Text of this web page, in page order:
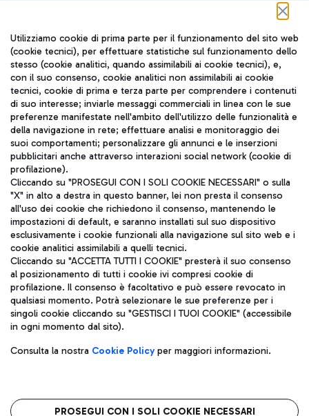
Seguici sui social
TRAVEL JOURNAL
ITA
Aeroporti di Roma S.p.A. - Società soggetta a direzione e
coordinamento di Mundys S.p.A.
Codice fiscale e Registro delle Imprese di Roma 13032990155 P.
IVA 06572251004
Capitale sociale 62.224.743,00 int. vers.
Sede legale: Via Pier Paolo Racchetti 1 - 00054 Fiumicino (RM)
telefono +39 06 65951
Privacy policy
Note legali
Roma FCO
L'aeroporto stellato
Utilizziamo cookie di prima parte per il funzionamento del sito web
(cookie tecnici), per effettuare statistiche sul funzionamento dello
stesso (cookie analitici, quando assimilabili ai cookie tecnici), e,
con il suo consenso, cookie analitici non assimilabili ai cookie
tecnici, cookie di prima e terza parte per comprendere i contenuti
di suo interesse; inviarle messaggi commerciali in linea con le sue
preferenze manifestate nell'ambito dell'utilizzo delle funzionalità e
della navigazione in rete; effettuare analisi e monitoraggio dei
suoi comportamenti; personalizzare gli annunci e le inserzioni
pubblicitari anche attraverso interazioni social network (cookie di
profilazione).
Cliccando su "PROSEGUI CON I SOLI COOKIE NECESSARI" o sulla
"X" in alto a destra in questo banner, lei non presta il consenso
all'uso dei cookie che richiedono il consenso, mantenendo le
impostazioni di default, e saranno installati sul suo dispositivo
esclusivamente i cookie funzionali alla navigazione sul sito web e i
cookie analitici assimilabili a quelli tecnici.
Cliccando su "ACCETTA TUTTI I COOKIE" presterà il suo consenso
al posizionamento di tutti i cookie ivi compresi cookie di
profilazione. Il consenso è facoltativo e può essere revocato in
qualsiasi momento. Potrà selezionare le sue preferenze per i
singoli cookie cliccando su "GESTISCI I TUOI COOKIE" (accessibile
in ogni momento dal sito).
Consulta la nostra Cookie Policyper maggiori informazioni.
PROSEGUI CON I SOLI COOKIE NECESSARI